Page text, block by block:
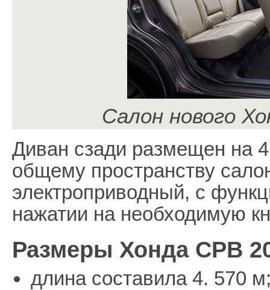
Салон нового
Диван сзади размещен на
общему пространству
электроприводный, с
нажатии на необходимую
Размеры Хонда СРВ
длина составила 4. 570